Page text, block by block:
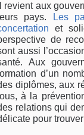
revient aux
pays.
Les
et
de
aussi
Aux
d’un
diplômes, aux
à la
relations qui
pour